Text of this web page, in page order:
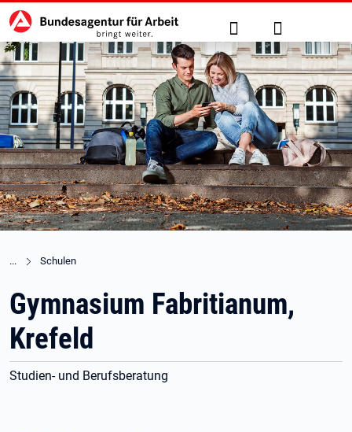
zu den Hauptinhalten springen
Hauptnavigation Suche Anmelden
Schulen
Gymnasium Fabritianum,
Krefeld
Studien- und Berufsberatung